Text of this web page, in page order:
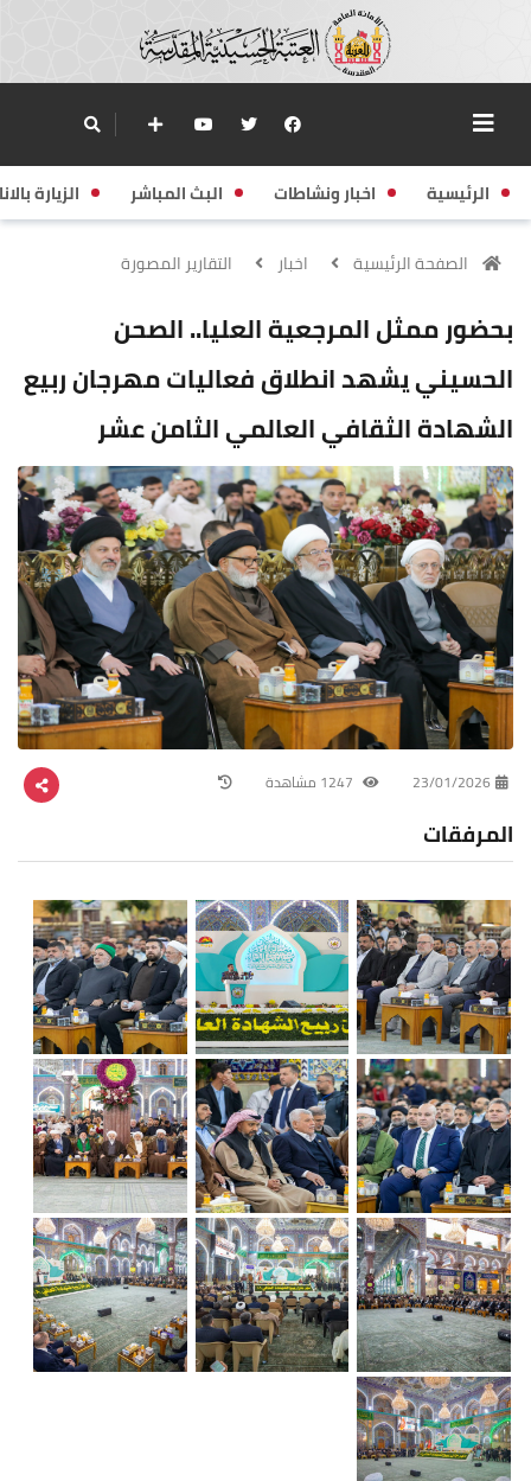
الرئيسية اخبار ونشاطات البث المباشر الزيارة
الصفحة الرئيسية اخبار التقارير المصورة
بحضور ممثل المرجعية العليا.. الصحن
الحسيني يشهد انطلاق فعاليات مهرجان ربيع
الشهادة الثقافي العالمي الثامن عشر
23/01/2026
المرفقات